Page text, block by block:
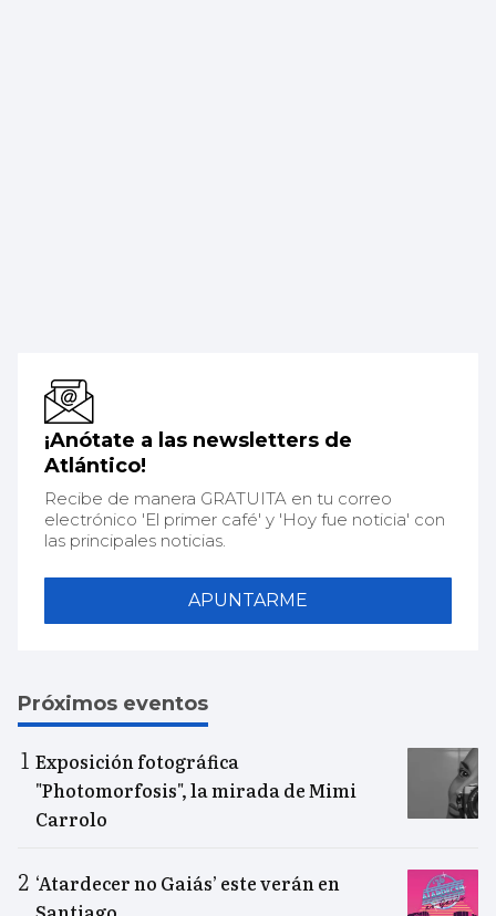
¡Anótate a las newsletters de
Atlántico!
Recibe de manera GRATUITA en tu correo
electrónico 'El primer café' y 'Hoy fue noticia' con
las principales noticias.
APUNTARME
Próximos eventos
Exposición fotográfica
"Photomorfosis", la mirada de Mimi
Carrolo
‘Atardecer no Gaiás’ este verán en